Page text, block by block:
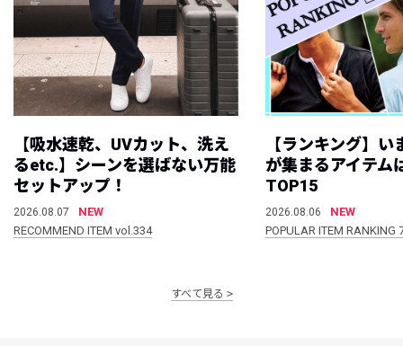
【吸水速乾、UVカット、洗え
るetc.】シーンを選ばない万能
セットアップ！
2026.08.07
NEW
RECOMMEND ITEM vol.334
【ランキング】
が集まるアイテム
TOP15
2026.08.06
NEW
POPULAR ITEM
すべて見る